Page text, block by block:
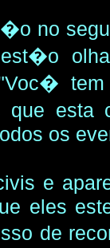
no
tem
que esta
os
e
eles
de